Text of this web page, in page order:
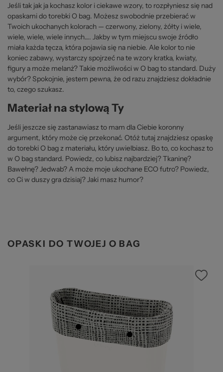
Jeśli tak jak ja kochasz kolor i ciekawe wzory, to rozpłyniesz się nad
opaskami do torebki O bag. Możesz swobodnie przebierać w
Twoich ukochanych kolorach — czerwony, zielony, żółty i wiele,
wiele, wiele, wiele innych…. Jakby w tym miejscu swoje źródło
miała każda tęcza, która pojawia się na niebie. Ale kolor to nie
koniec zabawy, wystarczy spojrzeć na te wzory kratka, kwiaty,
figury a może melanż? Takie możliwości w O bag to standard. Duży
wybór? Spokojnie, jestem pewna, że od razu znajdziesz dokładnie
to, czego szukasz.
Materiał na stylową Ty
Jeśli jeszcze się zastanawiasz to mam dla Ciebie koronny
argument, który może cię przekonać. Otóż tutaj znajdziesz opaskę
do torebki O bag z materiału, który uwielbiasz. Bo to, co kochasz to
w O bag standard. Powiedz, co lubisz najbardziej? Tkaninę?
Bawełnę? Jedwab? A może moje ukochane ECO futro? Powiedz,
co Ci w duszy gra dzisiaj? Jaki masz humor?
OPASKI DO TWOJEJ O BAG